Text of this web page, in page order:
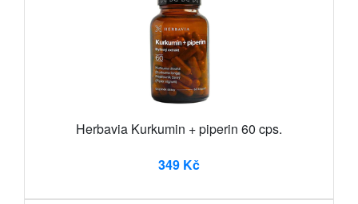
Herbavia Kurkumin + piperin 60 cps.
349 Kč